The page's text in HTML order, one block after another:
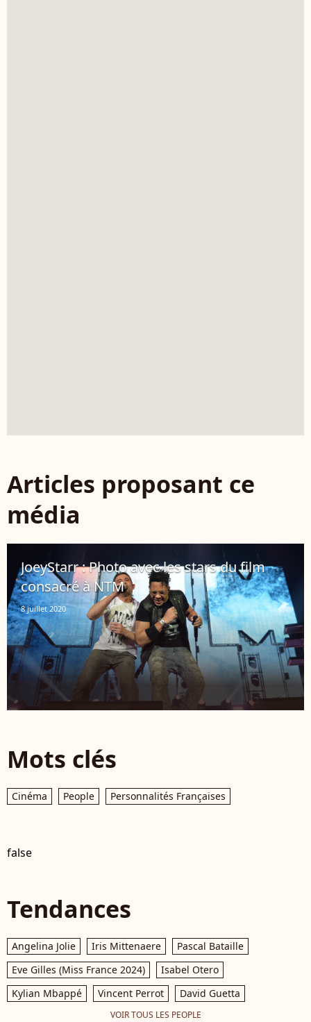
Articles proposant ce
média
JoeyStarr : Photo avec les stars du film
consacré à NTM
8 juillet 2020
Mots clés
Cinéma People Personnalités Françaises
false
Tendances
Angelina Jolie Iris Mittenaere
Pascal Bataille
Eve Gilles (Miss France 2024)
Isabel Otero
Kylian Mbappé
Vincent Perrot David Guetta
VOIR TOUS LES PEOPLE